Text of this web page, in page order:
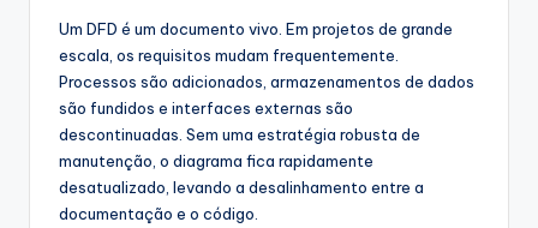
Um DFD é um documento vivo. Em projetos de grande
escala, os requisitos mudam frequentemente.
Processos são adicionados, armazenamentos de dados
são fundidos e interfaces externas são
descontinuadas. Sem uma estratégia robusta de
manutenção, o diagrama fica rapidamente
desatualizado, levando a desalinhamento entre a
documentação e o código.